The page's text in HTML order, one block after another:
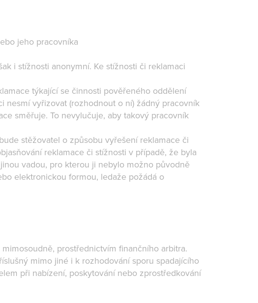
jeho pracovníka
i stížnosti anonymní. Ke stížnosti či reklamaci
týkající se činnosti pověřeného oddělení
nesmí vyřizovat (rozhodnout o ní) žádný pracovník
směřuje. To nevylučuje, aby takový pracovník
stěžovatel o způsobu vyřešení reklamace či
reklamace či stížnosti v případě, že byla
vadou, pro kterou ji nebylo možno původně
elektronickou formou, ledaže požádá o
prostřednictvím finančního arbitra.
mimo jiné i k rozhodování sporu spadajícího
při nabízení, poskytování nebo zprostředkování